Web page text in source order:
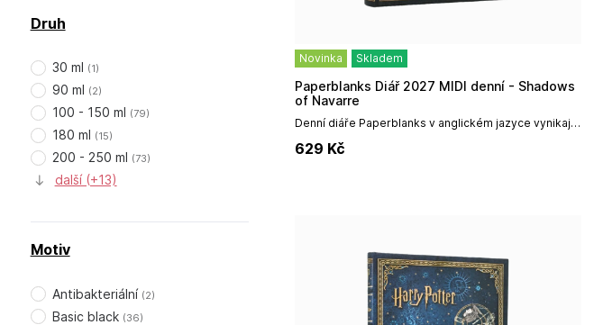
Novinka Skladem
Denní diáře Paperblanks v anglickém jazyce vynikají
prémiovou vazbou a vysokou odolností, díky...
Paperblanks Diář 2027 MIDI denní - Shadows
of Navarre
629 Kč
Druh
30 ml (1)
90 ml (2)
100 - 150 ml (79)
180 ml (15)
200 - 250 ml (73)
další (+13)
Motiv
Antibakteriální (2)
Basic black (36)